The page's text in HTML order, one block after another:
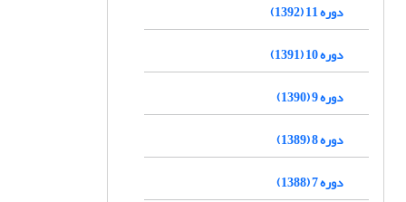
دوره 11 (1392)
دوره 10 (1391)
دوره 9 (1390)
دوره 8 (1389)
دوره 7 (1388)